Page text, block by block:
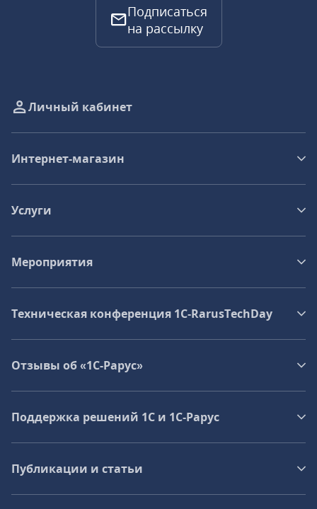
Подписаться
на рассылку
Личный кабинет
Интернет-магазин
Услуги
Мероприятия
Техническая конференция 1C‑RarusTechDay
Отзывы об «1С-Рарус»
Поддержка решений 1С и 1С‑Рарус
Публикации и статьи